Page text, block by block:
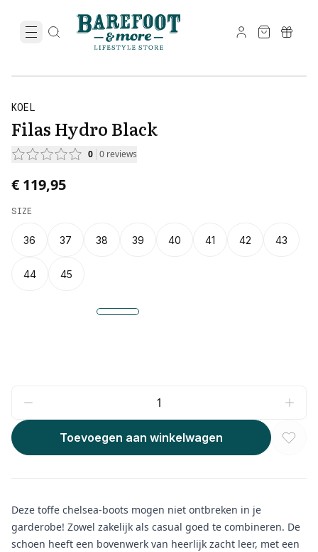
KOEL
Filas Hydro Black
0 0 reviews
€ 119,95
SIZE
36 37 38 39 40 41 42 43
44 45
Toevoegen aan winkelwagen
Deze toffe chelsea-boots mogen niet ontbreken in je
garderobe! Zowel zakelijk als casual goed te combineren. De
schoen heeft een bovenwerk van heerlijk zacht leer, met een